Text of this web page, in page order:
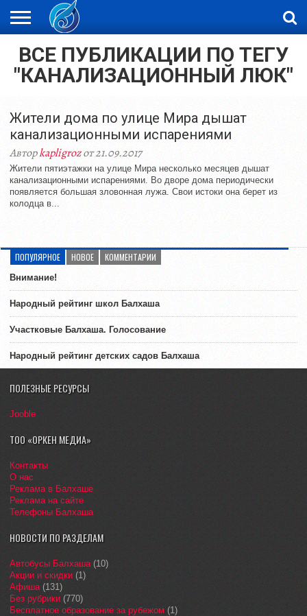
ЖАҢАЛЫҚТАР
НОВОСТИ
ВИДЕО
ФОТОРЕПОРТАЖИ
ОРКЕН
LIVETV
ВСЕ ПУБЛИКАЦИИ ПО ТЕГУ
"КАНАЛИЗАЦИОННЫЙ ЛЮК"
Жители дома по улице Мира дышат
канализационными испарениями
Авторkapligrozот 21.09.2017
Жители пятиэтажки на улице Мира несколько месяцев дышат
канализационными испарениями. Во дворе дома периодически
появляется большая зловонная лужа. Свои истоки она берет из
колодца в...
ПОПУЛЯРНОЕ НОВОЕ КОММЕНТАРИИ
Внимание!
Народный рейтинг школ Балхаша
Участковые Балхаша. Голосование
Народный рейтинг детских садов Балхаша
ПОЛЕЗНЫЕ РЕСУРСЫ
Jooble
ТОО «ОРКЕН МЕДИА»
Контакты
О нас
Реклама в Балхаше
Реклама на сайте
Телефоны Балхаша
НОВОСТИ ПО РАЗДЕЛАМ
Автобусы Балхаша(10)
Акции и скидки (1)
Афиша(131)
Без рубрики (770)
Бесплатное образование за рубежом (1)